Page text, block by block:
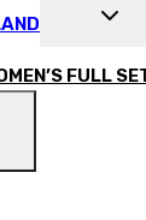
MENU
FULL